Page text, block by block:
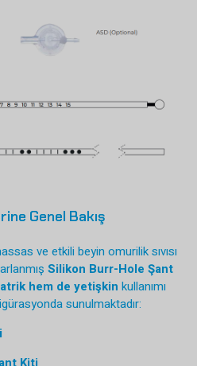
Genel Bakış
ve etkili beyin omurilik sıvısı
Silikon Burr-Hole Şant
hem de yetişkin kullanımı
sunulmaktadır: